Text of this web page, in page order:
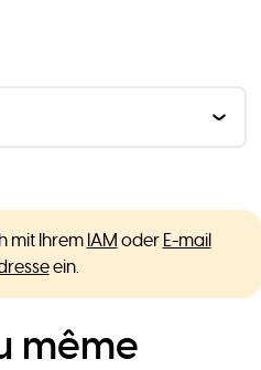
mit Ihrem IAM oder E-mail
ein.
même